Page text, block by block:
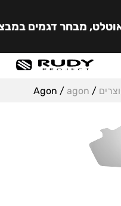
מבחר דגמים
/
agon
/ Agon